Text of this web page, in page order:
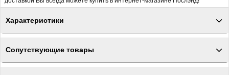
Характеристики
Сопутствующие товары